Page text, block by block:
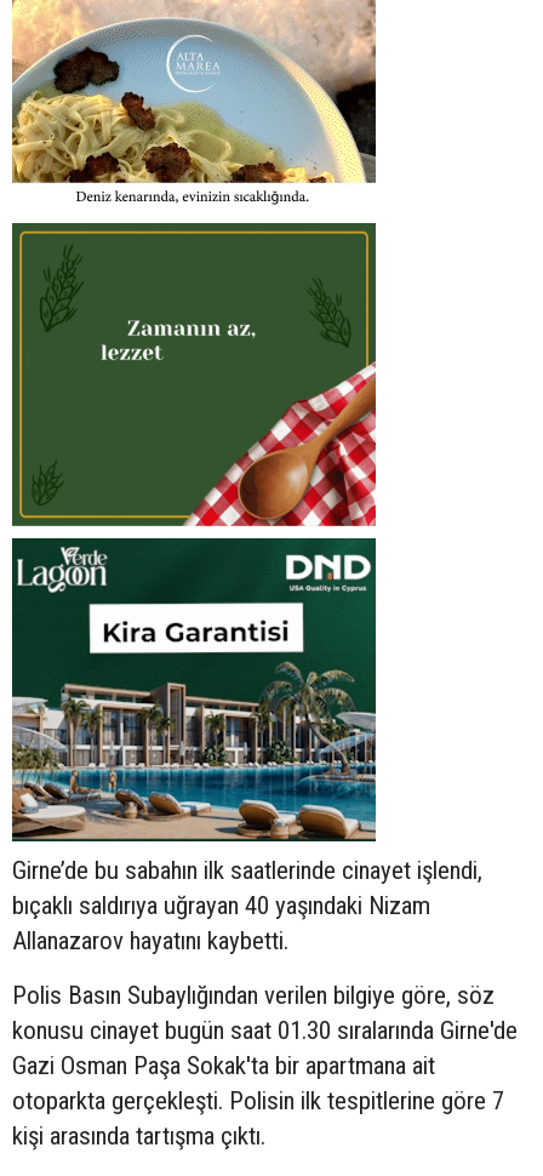
Girne’de bu sabahın ilk saatlerinde cinayet işlendi,
bıçaklı saldırıya uğrayan 40 yaşındaki Nizam
Allanazarov hayatını kaybetti.
Polis Basın Subaylığından verilen bilgiye göre, söz
konusu cinayet bugün saat 01.30 sıralarında Girne'de
Gazi Osman Paşa Sokak'ta bir apartmana ait
otoparkta gerçekleşti. Polisin ilk tespitlerine göre 7
kişi arasında tartışma çıktı.